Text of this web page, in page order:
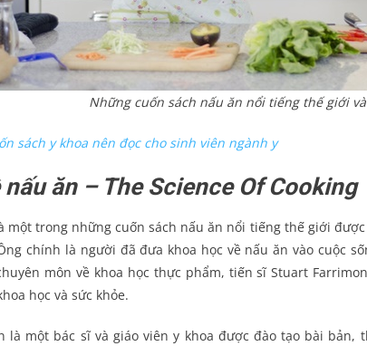
Những cuốn sách nấu ăn nổi tiếng thế giới
sách y khoa nên đọc cho sinh viên ngành y
ăn – The Science Of Cooking
một trong những cuốn sách nấu ăn nổi tiếng thế giới
chính là người đã đưa khoa học về nấu ăn vào cuộc
môn về khoa học thực phẩm, tiến sĩ Stuart
học và sức khỏe.
là một bác sĩ và giáo viên y khoa được đào tạo bài